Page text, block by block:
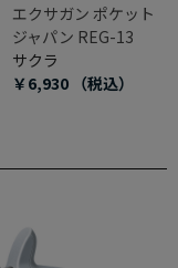
エクサガン ポケット
ジャパン REG-13
サクラ
￥6,930 （税込）